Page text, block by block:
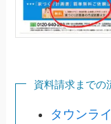
資料請求までの
タウンラ